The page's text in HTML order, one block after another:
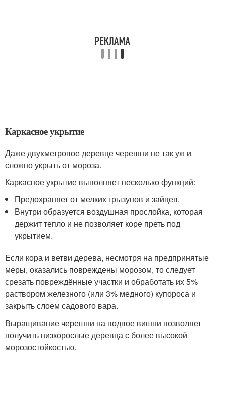
Каркасное укрытие
Даже двухметровое деревце черешни не так уж и
сложно укрыть от мороза.
Каркасное укрытие выполняет несколько функций:
Предохраняет от мелких грызунов и зайцев.
Внутри образуется воздушная прослойка, которая
держит тепло и не позволяет коре преть под
укрытием.
Если кора и ветви дерева, несмотря на предпринятые
меры, оказались повреждены морозом, то следует
срезать повреждённые участки и обработать их 5%
раствором железного (или 3% медного) купороса и
закрыть слоем садового вара.
Выращивание черешни на подвое вишни позволяет
получить низкорослые деревца с более высокой
морозостойкостью.